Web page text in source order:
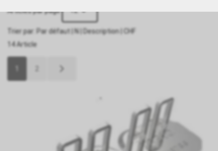
Articles par page 12
Trier par: Par défaut N Description|
CHF
14 Article